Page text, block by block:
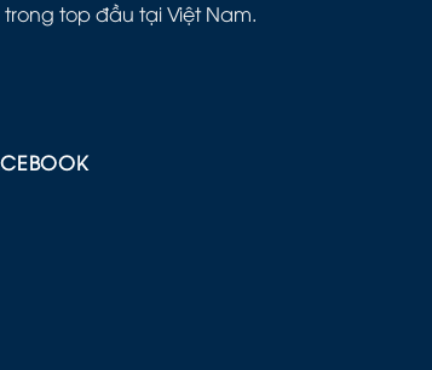
top đầu tại Việt Nam.